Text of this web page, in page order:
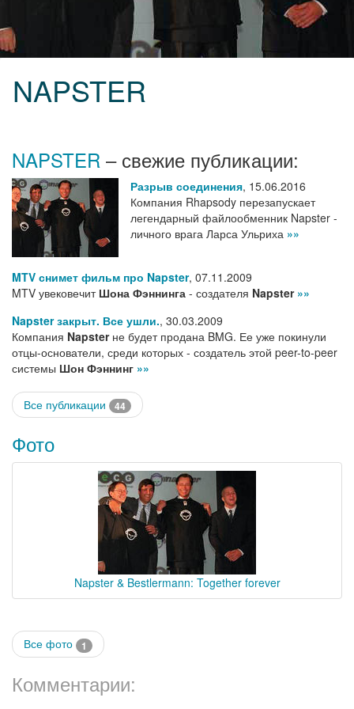
NAPSTER
NAPSTER – свежие публикации:
Разрыв соединения, 15.06.2016
Компания Rhapsody перезапускает
легендарный файлообменник Napster -
личного врага Ларса Ульриха »»
MTV снимет фильм про Napster, 07.11.2009
MTV увековечит Шона Фэннинга - создателя Napster »»
Napster закрыт. Все ушли., 30.03.2009
Компания Napsterне будет продана BMG. Ее уже покинули
отцы-основатели, среди которых - создатель этой peer-to-peer
системы Шон Фэннинг »»
Все публикации 44
Фото
Napster & Bestlermann: Together forever
Все фото 1
Комментарии: